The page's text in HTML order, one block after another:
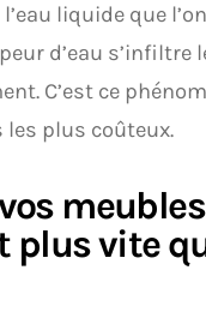
liquide que
d’eau s’infiltre
C’est ce
les plus coûteux.
plus vite